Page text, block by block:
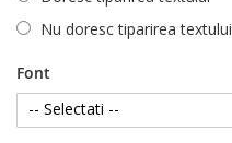
Nu doresc tiparirea textului
Font